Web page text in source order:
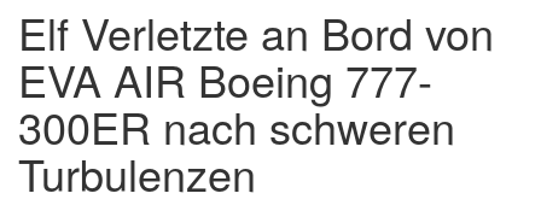
Elf Verletzte an Bord von
EVA AIR Boeing 777-
300ER nach schweren
Turbulenzen